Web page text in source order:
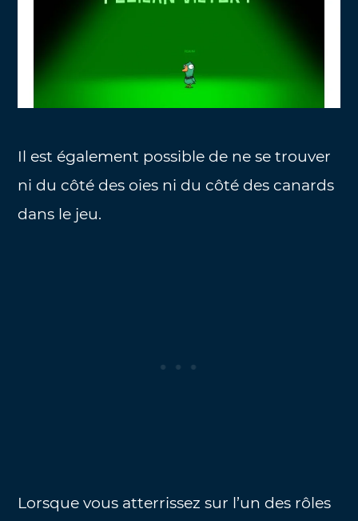
Il est également possible de ne se trouver
ni du côté des oies ni du côté des canards
dans le jeu.
Lorsque vous atterrissez sur l’un des rôles